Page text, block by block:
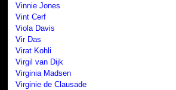
Vinnie Jones
Vint Cerf
Viola Davis
Vir Das
Virat Kohli
Virgil van Dijk
Virginia Madsen
Virginie de Clausade